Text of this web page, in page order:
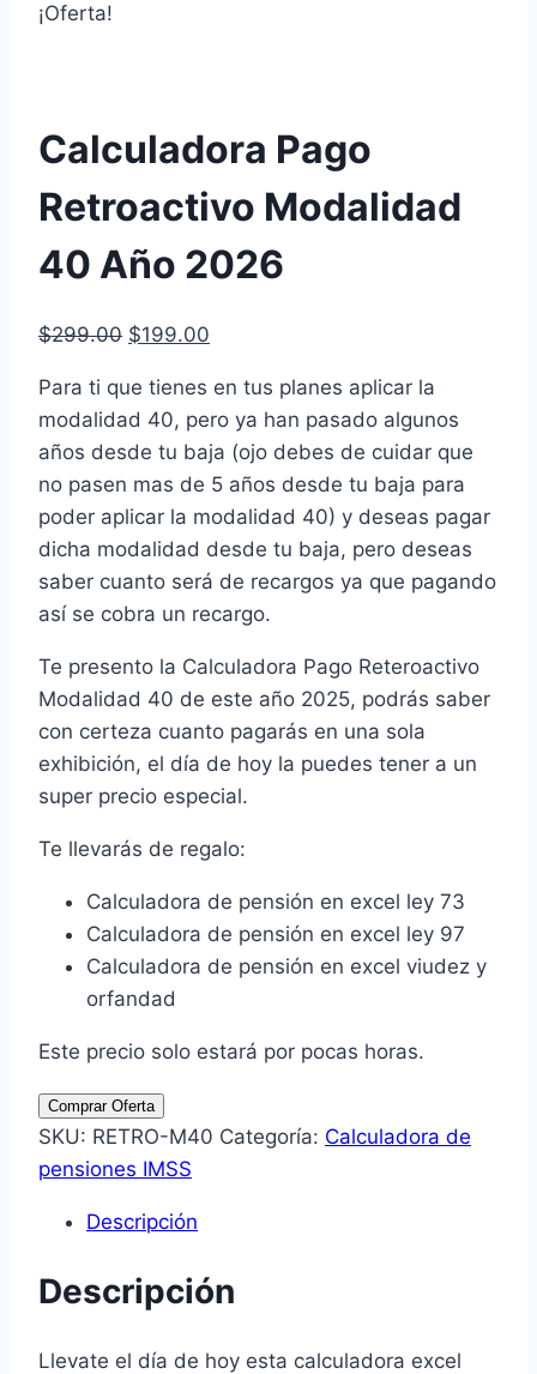
¡Oferta!
Calculadora Pago
Retroactivo Modalidad
40 Año 2026
$299.00 El
original
era:
$299.00.
$199.00
actual
es:
$199.00.
Para ti que tienes en tus planes aplicar la
modalidad 40, pero ya han pasado algunos
años desde tu baja (ojo debes de cuidar que
no pasen mas de 5 años desde tu baja para
poder aplicar la modalidad 40) y deseas pagar
dicha modalidad desde tu baja, pero deseas
saber cuanto será de recargos ya que pagando
así se cobra un recargo.
Te presento la Calculadora Pago Reteroactivo
Modalidad 40 de este año 2025, podrás saber
con certeza cuanto pagarás en una sola
exhibición, el día de hoy la puedes tener a un
super precio especial.
Te llevarás de regalo:
Calculadora de pensión en excel ley 73
Calculadora de pensión en excel ley 97
Calculadora de pensión en excel viudez y
orfandad
Este precio solo estará por pocas horas.
Calculadora
Pago
Retroactivo
2026
Comprar Oferta
SKU: RETRO-M40 Categoría: Calculadora de
pensiones IMSS
Descripción
Descripción
Llevate el día de hoy esta calculadora excel